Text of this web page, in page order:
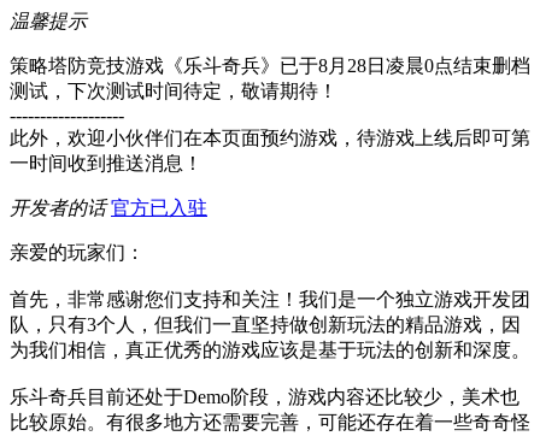
温馨提示
策略塔防竞技游戏《乐斗奇兵》已于8月28日凌晨0点结束删档
测试，下次测试时间待定，敬请期待！
-------------------
此外，欢迎小伙伴们在本页面预约游戏，待游戏上线后即可第
一时间收到推送消息！
开发者的话 官方已入驻
亲爱的玩家们：
首先，非常感谢您们支持和关注！我们是一个独立游戏开发团
队，只有3个人，但我们一直坚持做创新玩法的精品游戏，因
为我们相信，真正优秀的游戏应该是基于玩法的创新和深度。
乐斗奇兵目前还处于Demo阶段，游戏内容还比较少，美术也
比较原始。有很多地方还需要完善，可能还存在着一些奇奇怪